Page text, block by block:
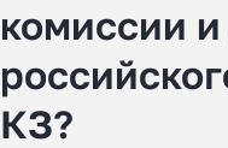
комиссии
КЗ?